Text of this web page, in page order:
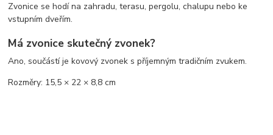
Zvonice se hodí na zahradu, terasu, pergolu, chalupu nebo ke
vstupním dveřím.
Má zvonice skutečný zvonek?
Ano, součástí je kovový zvonek s příjemným tradičním zvukem.
Rozměry: 15,5 × 22 × 8,8 cm